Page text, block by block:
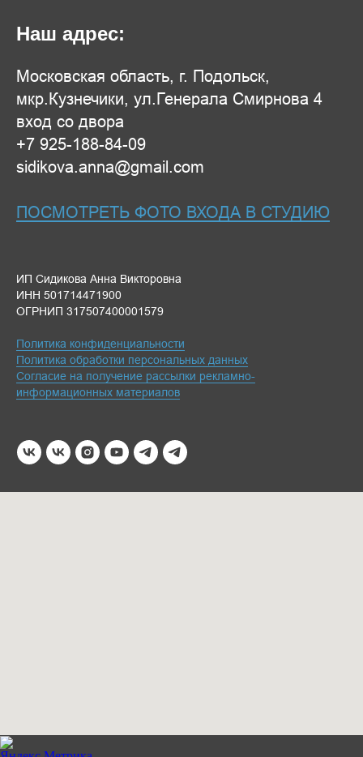
Наш адрес:
Московская область, г. Подольск,
мкр.Кузнечики, ул.Генерала Смирнова 4
вход со двора
+7 925-188-84-09
sidikova.anna@gmail.com
ПОСМОТРЕТЬ ФОТО ВХОДА В СТУДИЮ
ИП Сидикова Анна Викторовна
ИНН 501714471900
ОГРНИП 317507400001579
Политика конфиденциальности
Политика обработки персональных данных
Согласие на получение рассылки рекламно-
информационных материалов